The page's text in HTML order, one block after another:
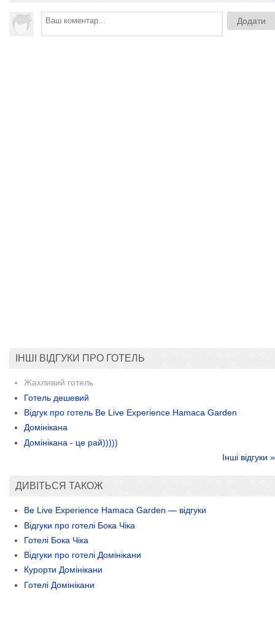
ІНШІ ВІДГУКИ ПРО ГОТЕЛЬ
Жахливий готель
Готель дешевий
Відгук про готель Be Live Experience Hamaca Garden
Домінікана
Домінікана - це рай)))))
Інші відгуки »
ДИВІТЬСЯ ТАКОЖ
Be Live Experience Hamaca Garden — відгуки
Відгуки про готелі Бока Чіка
Готелі Бока Чіка
Відгуки про готелі Домінікани
Курорти Домінікани
Готелі Домінікани